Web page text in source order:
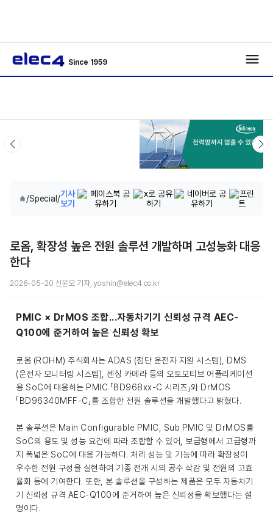
Since 1959
/Special /기사
보기
로옴, 확장성 높은 전원 솔루션 개발하며 고성능화 대응
한다
2026-05-20 신윤오 기자, yoshin@elec4.co.kr
PMIC × DrMOS 조합...자동차기기 신뢰성 규격 AEC-
Q100에 준거하여 높은 신뢰성 확보
로옴 (ROHM) 주식회사는 ADAS (첨단 운전자 지원 시스템), DMS
(운전자 모니터링 시스템), 센싱 카메라 등의 오토모티브 어플리케이션
용 SoC에 대응하는 PMIC 「BD968xx-C 시리즈」와 DrMOS
「BD96340MFF-C」를 조합한 전원 솔루션을 개발했다고 밝혔다.
본 솔루션은 Main Configurable PMIC, Sub PMIC 및 DrMOS를
SoC의 용도 및 성능 요건에 따라 조합할 수 있어, 보급형에서 고급형까
지 폭넓은 SoC에 대응 가능하다. 처리 성능 및 기능에 따라 확장성이
우수한 전원 구성을 실현하여 기종 전개 시의 공수 삭감 및 전원의 고효
율화 등에 기여한다. 또한, 본 솔루션을 구성하는 제품은 모두 자동차기
기 신뢰성 규격 AEC-Q100에 준거하여 높은 신뢰성을 확보했다는 설
명이다.